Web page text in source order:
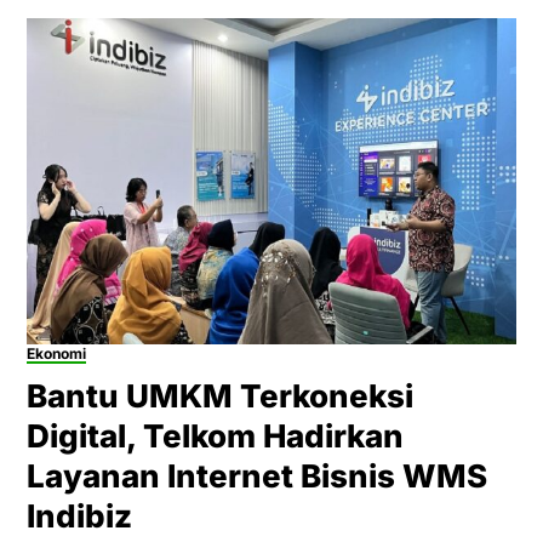
Ekonomi
Bantu UMKM Terkoneksi
Digital, Telkom Hadirkan
Layanan Internet Bisnis WMS
Indibiz